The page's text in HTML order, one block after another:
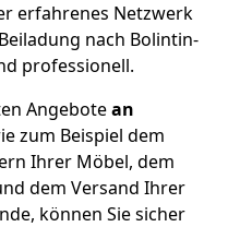
erfahrenes Netzwerk
nach Bolintin-
professionell.
Angebotean
zum Beispiel dem
Ihrer Möbel, dem
dem Versand Ihrer
können Sie sicher